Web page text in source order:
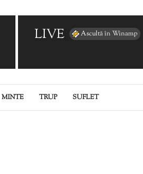
LIVE Ascultă în Winamp
MINTE TRUP SUFLET